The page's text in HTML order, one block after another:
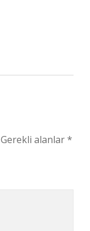
Gerekli alanlar*